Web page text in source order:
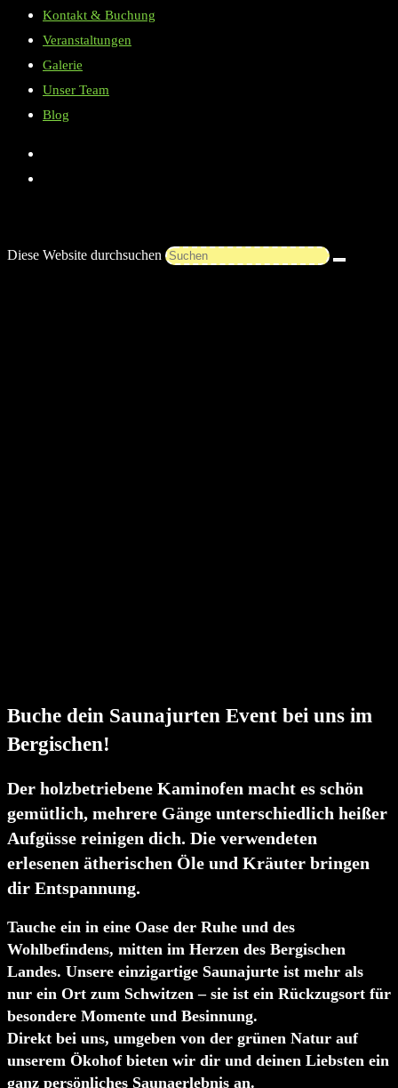
Kontakt & Buchung
Veranstaltungen
Galerie
Unser Team
Blog
Diese Website durchsuchen
Buche dein Saunajurten Event bei uns im
Bergischen!
Der holzbetriebene Kaminofen macht es schön
gemütlich, mehrere Gänge unterschiedlich heißer
Aufgüsse reinigen dich. Die verwendeten
erlesenen ätherischen Öle und Kräuter bringen
dir Entspannung.
Tauche ein in eine Oase der Ruhe und des
Wohlbefindens, mitten im Herzen des Bergischen
Landes. Unsere einzigartige Saunajurte ist mehr als
nur ein Ort zum Schwitzen – sie ist ein Rückzugsort für
besondere Momente und Besinnung.
Direkt bei uns, umgeben von der grünen Natur auf
unserem Ökohof bieten wir dir und deinen Liebsten ein
ganz persönliches Saunaerlebnis an.